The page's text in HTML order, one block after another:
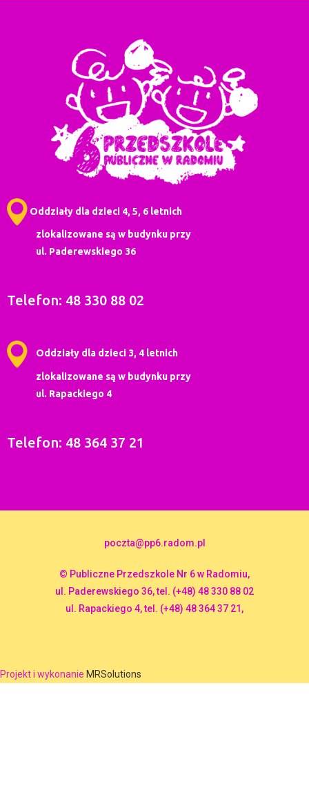
Oddziały dla dzieci 4, 5, 6 letnich
zlokalizowane są w budynku przy
ul. Paderewskiego 36
Telefon: 48 330 88 02
Oddziały dla dzieci 3, 4 letnich
zlokalizowane są w budynku przy
ul. Rapackiego 4
Telefon: 48 364 37 21
poczta@pp6.radom.pl
© Publiczne Przedszkole Nr 6 w Radomiu,
ul. Paderewskiego 36, tel. (+48) 48 330 88 02
ul. Rapackiego 4, tel. (+48) 48 364 37 21,
Projekt i wykonanie MRSolutions